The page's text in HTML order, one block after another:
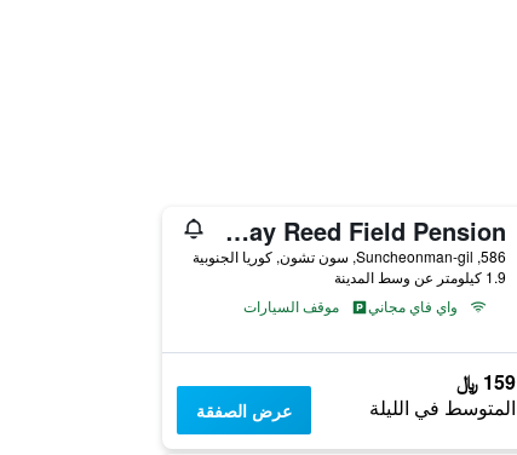
Suncheonbay Reed Field Pension
586, Suncheonman-gil, سون تشون, كوريا الجنوبية
1.9 كيلومتر عن وسط المدينة
واي فاي مجاني
موقف السيارات
159 ﷼
المتوسط في الليلة عرض الصفقة